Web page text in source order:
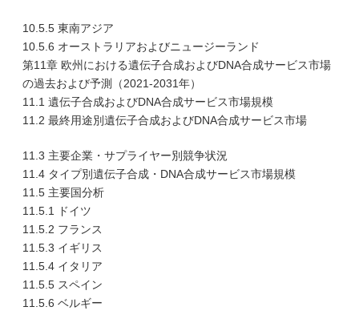
10.5.5 東南アジア
10.5.6 オーストラリアおよびニュージーランド
第11章 欧州における遺伝子合成およびDNA合成サービス市場
の過去および予測（2021-2031年）
11.1 遺伝子合成およびDNA合成サービス市場規模
11.2 最終用途別遺伝子合成およびDNA合成サービス市場
11.3 主要企業・サプライヤー別競争状況
11.4 タイプ別遺伝子合成・DNA合成サービス市場規模
11.5 主要国分析
11.5.1 ドイツ
11.5.2 フランス
11.5.3 イギリス
11.5.4 イタリア
11.5.5 スペイン
11.5.6 ベルギー